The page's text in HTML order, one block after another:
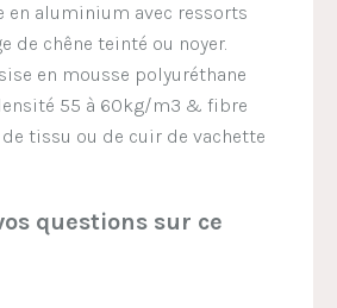
en aluminium avec ressorts
de chêne teinté ou noyer.
en mousse polyuréthane
55 à 60kg/m3 & fibre
de tissu ou de cuir de vachette
questions sur ce